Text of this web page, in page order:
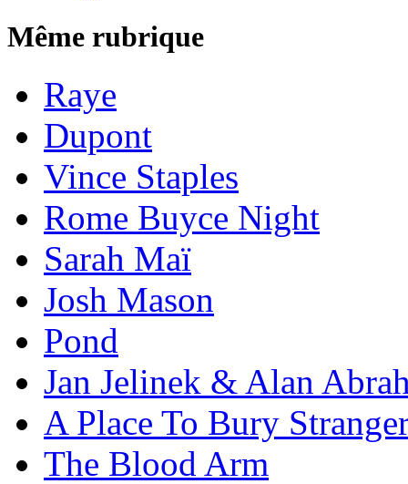
Même rubrique
Raye
Dupont
Vince Staples
Rome Buyce Night
Sarah Maï
Josh Mason
Pond
Jan Jelinek & Alan
A Place To Bury
The Blood Arm